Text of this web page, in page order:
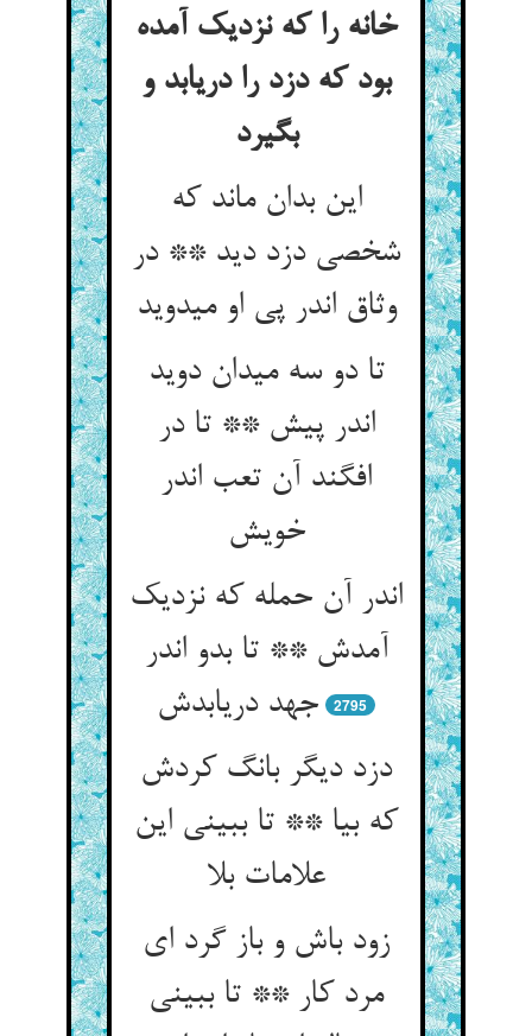
خانه را که نزدیک آمده
بود که دزد را دریابد و
بگیرد
این بدان ماند که
شخصی دزد دید ** در
وثاق اندر پی او می‏دوید
تا دو سه میدان دوید
اندر پیش ** تا در
افگند آن تعب اندر
خویش‏
اندر آن حمله که نزدیک
آمدش ** تا بدو اندر
جهد دریابدش‏
2795
دزد دیگر بانگ کردش
که بیا ** تا ببینی این
علامات بلا
زود باش و باز گرد ای
مرد کار ** تا ببینی